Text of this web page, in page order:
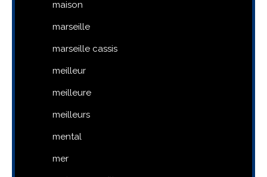
maison
marseille
marseille cassis
meilleur
meilleure
meilleurs
mental
mer